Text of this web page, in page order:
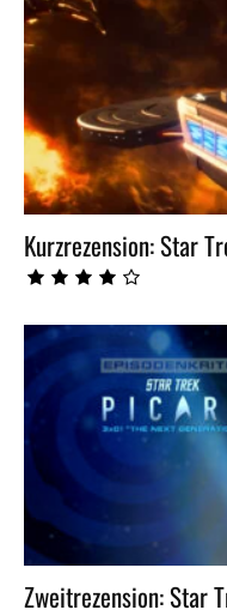
Kurzrezension: Star
Zweitrezension: Star